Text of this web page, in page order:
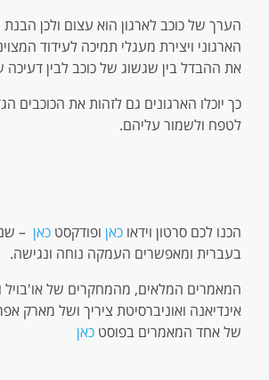
הערך של כוכב לארגון הוא עצום ולכן
הארגוני ויצירת מעגלי תמיכה לעידוד
את ההבדל בין שגשוג של כוכב לבין דעיכה
כך יוכלו הארגונים גם לזהות את הכוכבים
לטפח ולשמור עליהם.
הכנו לכם סרטון וידאוכאן ופודקסטכאן –
בעברית ומאפשרים העמקה נוחה ונגישה.
המאמרים המלאים, מהמחקרים של או'בויל
אינדיאנה ואוניברסיטת ציריך ושל מארק
של אחד המאמרים בפוסטכאן